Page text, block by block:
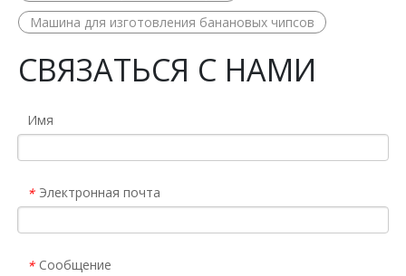
Машина для изготовления банановых чипсов
СВЯЗАТЬСЯ С НАМИ
Имя
* Электронная почта
* Сообщение